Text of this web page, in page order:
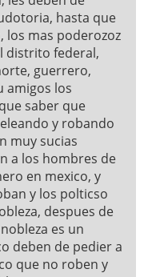
hasta que
los mas poderozoz
distrito federal,
guerrero,
amigos los
saber que
y robando
muy sucias
a los hombres de
en mexico, y
y los polticso
despues de
es un
deben de pedier a
que no roben y